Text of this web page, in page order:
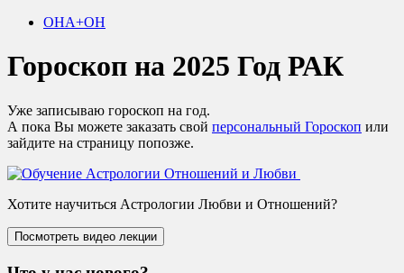
ОНА+ОН
Гороскоп на 2025 Год РАК
Уже записываю гороскоп на год.
А пока Вы можете заказать свой персональный Гороскоп или
зайдите на страницу попозже.
Хотите научиться Астрологии Любви и Отношений?